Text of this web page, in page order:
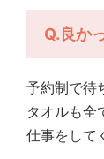
Q.良か
予約制で待
タオルも全
仕事をして